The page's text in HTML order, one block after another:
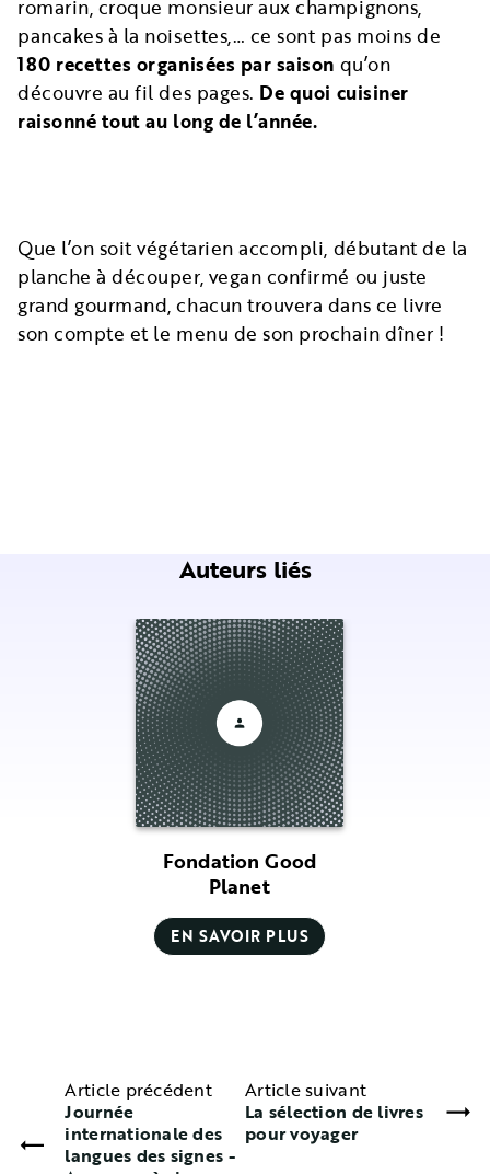
romarin, croque monsieur aux champignons,
pancakes à la noisettes,… ce sont pas moins de
180 recettes organisées par saison qu’on
découvre au fil des pages. De quoi cuisiner
raisonné tout au long de l’année.
Que l’on soit végétarien accompli, débutant de la
planche à découper, vegan confirmé ou juste
grand gourmand, chacun trouvera dans ce livre
son compte et le menu de son prochain dîner !
Auteurs liés
Fondation Good
Planet
EN SAVOIR PLUS
Article précédent
Journée
internationale des
langues des signes -
Article suivant
La sélection de livres
pour voyager